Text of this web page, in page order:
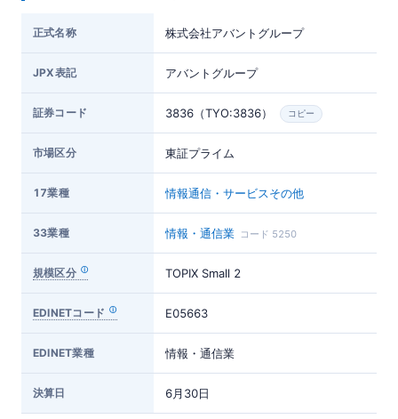
正式名称 株式会社アバントグループ
JPX表記 アバントグループ
証券コード 3836（TYO:3836） コピー
市場区分 東証プライム
17業種 情報通信・サービスその他
33業種 情報・通信業 コード 5250
規模区分 TOPIX Small 2
EDINETコード E05663
EDINET業種 情報・通信業
決算日 6月30日